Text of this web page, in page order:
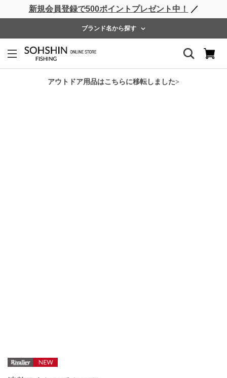
新規会員登録で500ポイントプレゼント中！ ／
ブランド名から探す
アウトドア用品はこちらに移転しました>
ライフベスト ウェーダー レインウェア フットウェア
ホーム > Rivalley